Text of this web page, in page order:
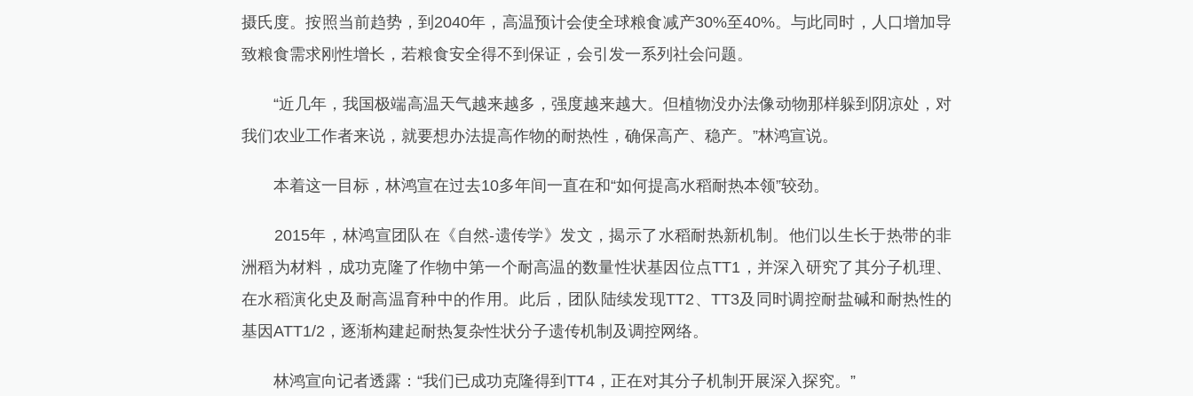
摄氏度。按照当前趋势，到2040年，高温预计会使全球粮食减产30%至40%。与此同时，人口增加导
致粮食需求刚性增长，若粮食安全得不到保证，会引发一系列社会问题。
“近几年，我国极端高温天气越来越多，强度越来越大。但植物没办法像动物那样躲到阴凉处，对
我们农业工作者来说，就要想办法提高作物的耐热性，确保高产、稳产。”林鸿宣说。
本着这一目标，林鸿宣在过去10多年间一直在和“如何提高水稻耐热本领”较劲。
2015年，林鸿宣团队在《自然-遗传学》发文，揭示了水稻耐热新机制。他们以生长于热带的非
洲稻为材料，成功克隆了作物中第一个耐高温的数量性状基因位点TT1，并深入研究了其分子机理、
在水稻演化史及耐高温育种中的作用。此后，团队陆续发现TT2、TT3及同时调控耐盐碱和耐热性的
基因ATT1/2，逐渐构建起耐热复杂性状分子遗传机制及调控网络。
林鸿宣向记者透露：“我们已成功克隆得到TT4，正在对其分子机制开展深入探究。”